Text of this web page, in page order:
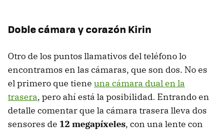
Doble cámara y corazón Kirin
Otro de los puntos llamativos del teléfono lo
encontramos en las cámaras, que son dos. No es
el primero que tiene una cámara dual en la
trasera, pero ahí está la posibilidad. Entrando en
detalle comentar que la cámara trasera lleva dos
sensores de 12 megapíxeles, con una lente con